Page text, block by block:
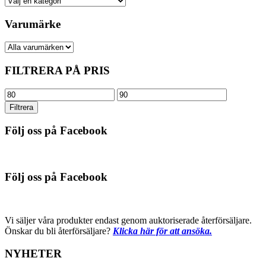
Varumärke
FILTRERA PÅ PRIS
Min
pris
Max
pris
Filtrera
Följ oss på Facebook
Följ oss på Facebook
Vi säljer våra produkter endast genom auktoriserade återförsäljare.
Önskar du bli återförsäljare? Klicka här för att ansöka.
NYHETER